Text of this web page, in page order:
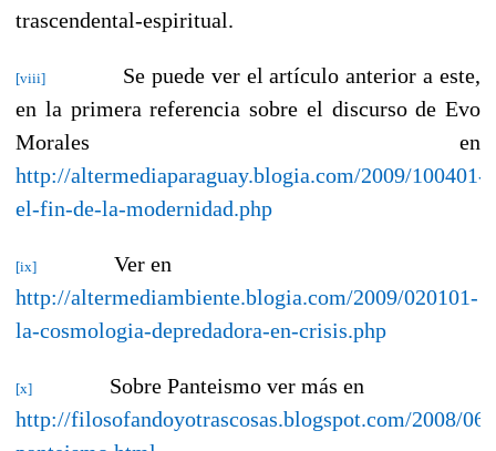
trascendental-espiritual.
[viii]
Se puede ver el artículo anterior a este,
en la primera referencia sobre el discurso de Evo
Morales en
http://altermediaparaguay.blogia.com/2009/100401-
el-fin-de-la-modernidad.php
[ix]
Ver en
http://altermediambiente.blogia.com/2009/020101-
la-cosmologia-depredadora-en-crisis.php
[x]
Sobre Panteismo ver más en
http://filosofandoyotrascosas.blogspot.com/2008/